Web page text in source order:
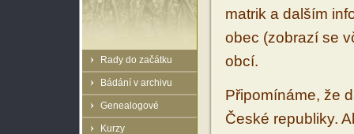
Rady do začátku
Bádání v archivu
Genealogové
Kurzy
matrik a dalším
obec (zobrazí se
obcí.
Připomínáme, že
České republiky.